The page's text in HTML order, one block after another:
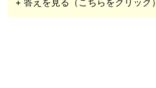
+ 答えを見る（こちらをクリック）